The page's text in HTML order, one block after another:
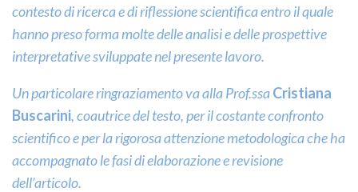
contesto di ricerca e di riflessione scientifica entro il quale
hanno preso forma molte delle analisi e delle prospettive
interpretative sviluppate nel presente lavoro.
Un particolare ringraziamento va alla Prof.ssaCristiana
Buscarini, coautrice del testo, per il costante confronto
scientifico e per la rigorosa attenzione metodologica che ha
accompagnato le fasi di elaborazione e revisione
dell’articolo.